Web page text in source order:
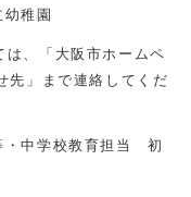
稚園
は、「大阪市ホームペ
」まで連絡してくだ
中学校教育担当 初